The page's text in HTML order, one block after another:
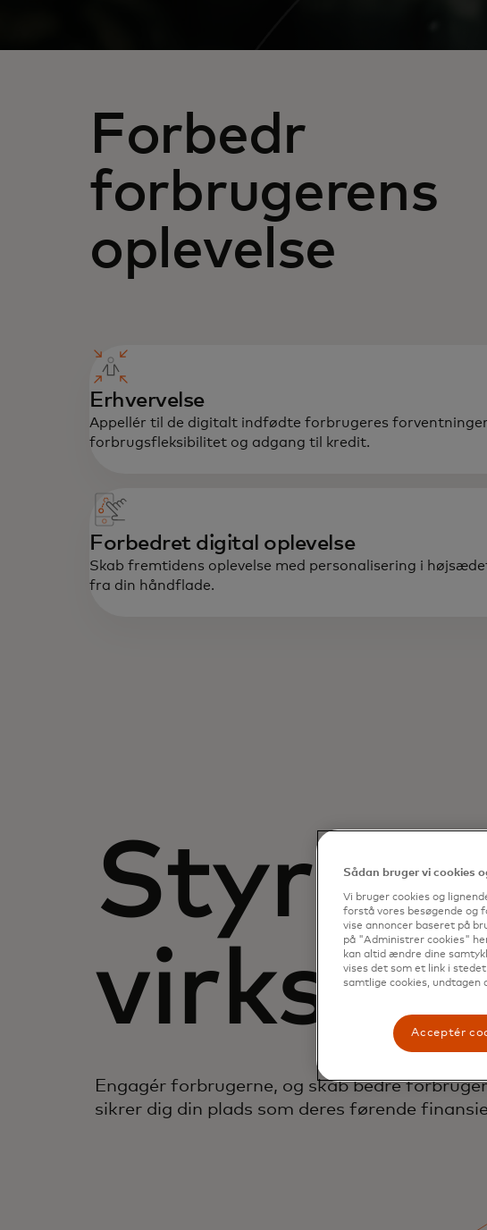
Forbedr
forbrugerens
oplevelse
Erhvervelse
Appellér til de digitalt indfødte forbrugeres
forbrugsfleksibilitet og adgang til kredit.
Forbedret digital oplevelse
Skab fremtidens oplevelse med personalisering i
fra din håndflade.
Styrk
Engagér forbrugerne, og skab bedre
sikrer dig din plads som deres førende
Sådan bruger vi cookies
Vi bruger cookies og
forstå vores besøgende og
vise annoncer baseret på
på "Administrer cookies"
kan altid ændre dine
vises det som et link i
samtlige cookies, undtagen
Acceptér